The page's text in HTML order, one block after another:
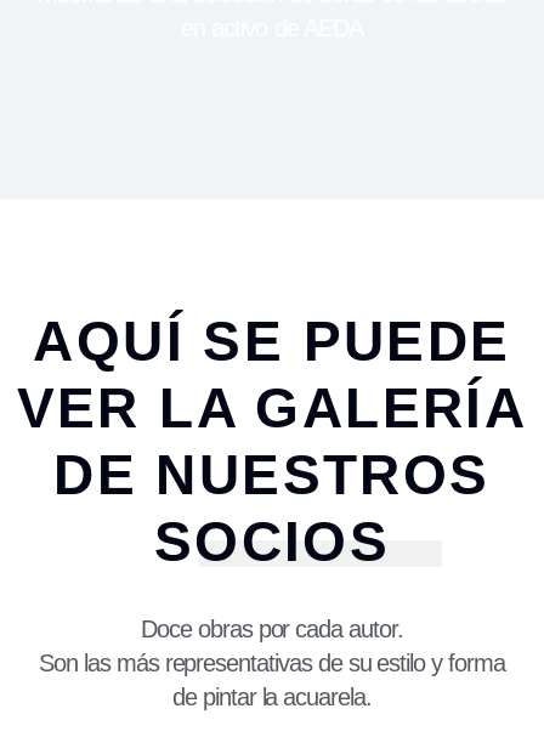
AQUÍ SE PUEDE
VER LA GALERÍA
DE NUESTROS
SOCIOS
Doce obras por cada autor.
Son las más representativas de su estilo y forma
de pintar la acuarela.